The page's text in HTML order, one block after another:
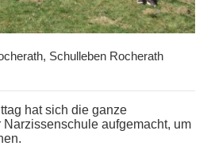
, Schulleben Rocherath
hat sich die ganze
aufgemacht, um